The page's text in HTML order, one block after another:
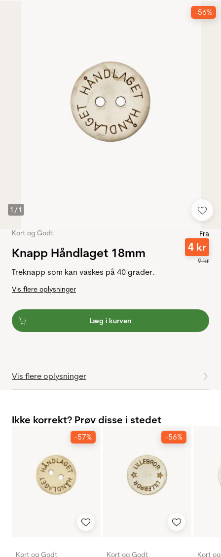
1 /1
-56%
Kort og Godt
Knapp Håndlaget 18mm
Fra
4 kr
9kr
Treknapp som kan vaskes på 40 grader.
Vis flere oplysninger
Læg i kurven
Vis flere oplysninger
Ikke korrekt? Prøv disse i stedet
-57%
Kort og Godt
-56%
Kort og Godt
Kort